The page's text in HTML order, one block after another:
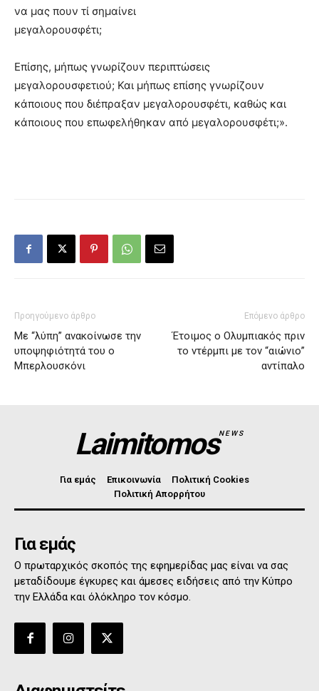
να μας πουν τί σημαίνει
μεγαλορουσφέτι;
Επίσης, μήπως γνωρίζουν περιπτώσεις
μεγαλορουσφετιού; Και μήπως επίσης γνωρίζουν
κάποιους που διέπραξαν μεγαλορουσφέτι, καθώς και
κάποιους που επωφελήθηκαν από μεγαλορουσφέτι;».
Προηγούμενο άρθρο
Με “λύπη” ανακοίνωσε την
υποψηφιότητά του ο
Μπερλουσκόνι
Επόμενο άρθρο
Έτοιμος ο Ολυμπιακός πριν
το ντέρμπι με τον “αιώνιο”
αντίπαλο
LaimitomosNEWS
Για εμάς Επικοινωνία
Πολιτική Cookies
Πολιτική Απορρήτου
Για εμάς
Ο πρωταρχικός σκοπός της εφημερίδας μας είναι να σας
μεταδίδουμε έγκυρες και άμεσες ειδήσεις από την Κύπρο
την Ελλάδα και όλόκληρο τον κόσμο.